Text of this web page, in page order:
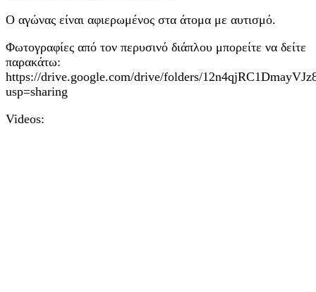
Ο αγώνας είναι αφιερωμένος στα άτομα με αυτισμό.
Φωτογραφίες από τον περυσινό διάπλου μπορείτε να δείτε
παρακάτω:
https://drive.google.com/drive/folders/
usp=sharing
Videos: